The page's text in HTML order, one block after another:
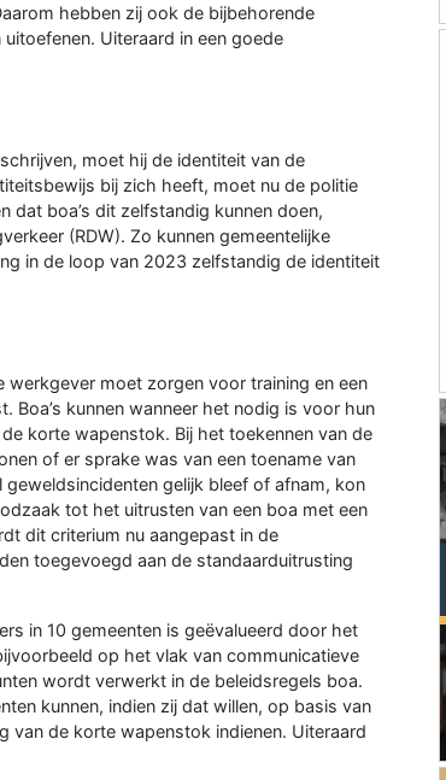
hebben zij ook de bijbehorende
Uiteraard in een goede
moet hij de identiteit van de
bij zich heeft, moet nu de politie
dat boa’s dit zelfstandig kunnen doen,
(RDW). Zo kunnen gemeentelijke
in de loop van 2023 zelfstandig de identiteit
werkgever moet zorgen voor training en een
kunnen wanneer het nodig is voor hun
korte wapenstok. Bij het toekennen van de
of er sprake was van een toename van
gelijk bleef of afnam, kon
tot het uitrusten van een boa met een
dit criterium nu aangepast in de
toegevoegd aan de standaarduitrusting
in 10 gemeenten is geëvalueerd door het
op het vlak van communicatieve
wordt verwerkt in de beleidsregels boa.
kunnen, indien zij dat willen, op basis van
van de korte wapenstok indienen. Uiteraard